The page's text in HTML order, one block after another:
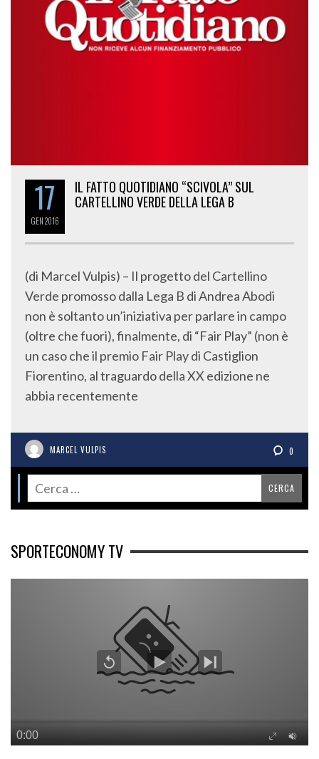
17
GEN2016
IL FATTO QUOTIDIANO “SCIVOLA” SUL
CARTELLINO VERDE DELLA LEGA B
(di Marcel Vulpis) – Il progetto del Cartellino
Verde promosso dalla Lega B di Andrea Abodi
non è soltanto un’iniziativa per parlare in campo
(oltre che fuori), finalmente, di “Fair Play” (non è
un caso che il premio Fair Play di Castiglion
Fiorentino, al traguardo della XX edizione ne
abbia recentemente
MARCEL VULPIS 0
SPORTECONOMY TV